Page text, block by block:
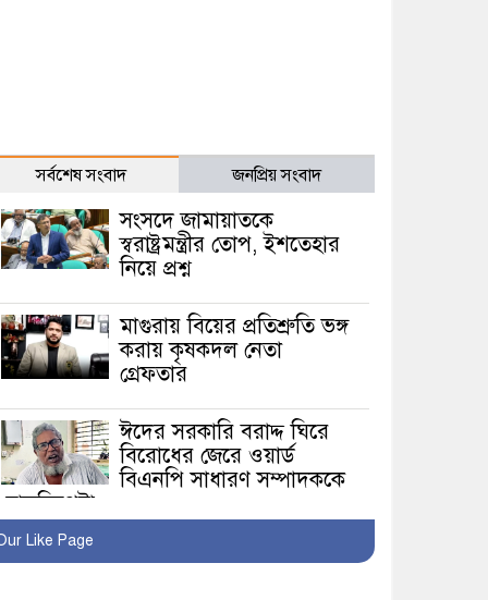
সর্বশেষ সংবাদ জনপ্রিয় সংবাদ
সংসদে জামায়াতকে
স্বরাষ্ট্রমন্ত্রীর তোপ, ইশতেহার
নিয়ে প্রশ্ন
মাগুরায় বিয়ের প্রতিশ্রুতি ভঙ্গ
করায় কৃষকদল নেতা
গ্রেফতার
ঈদের সরকারি বরাদ্দ ঘিরে
বিরোধের জেরে ওয়ার্ড
বিএনপি সাধারণ সম্পাদককে
হাতুড়িপেটা
লোভ সংবরণ করতে পারলেন
Like Page